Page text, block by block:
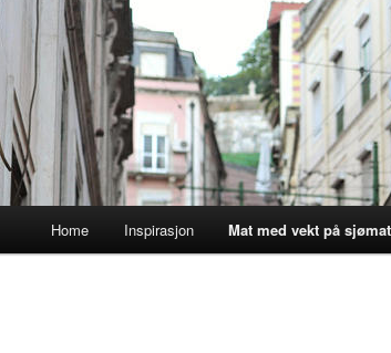
Home Inspirasjon Mat med vekt på sjømat